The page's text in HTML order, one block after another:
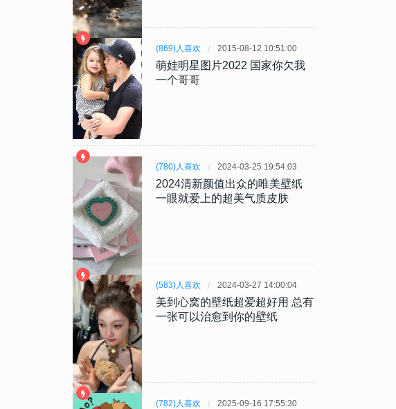
(869)人喜欢 2015-08-12 10:51:00
萌娃明星图片2022 国家你欠我
一个哥哥
(780)人喜欢 2024-03-25 19:54:03
2024清新颜值出众的唯美壁纸
一眼就爱上的超美气质皮肤
(583)人喜欢 2024-03-27 14:00:04
美到心窝的壁纸超爱超好用 总有
一张可以治愈到你的壁纸
(782)人喜欢 2025-09-16 17:55:30